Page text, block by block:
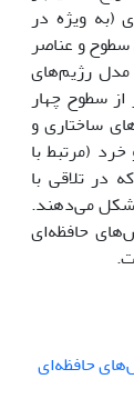
(به ویژه در
سطوح و عناصر
رژیم‌های
از سطوح چهار
ساختاری و
(مرتبط با
در تلاقی با
شکل می‌دهند.
حافظه‌ای
حافظه‌ای